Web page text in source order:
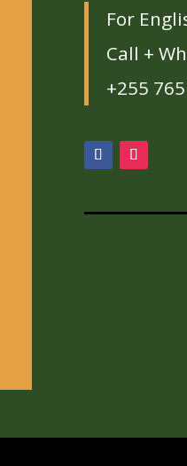
For
Call +
+255